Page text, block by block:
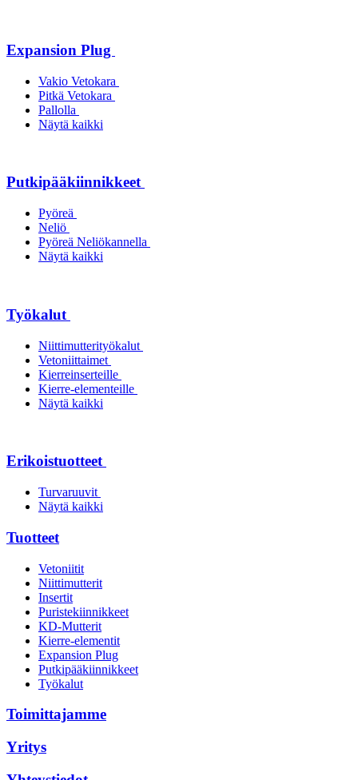
Expansion Plug
Vakio Vetokara
Pitkä Vetokara
Pallolla
Näytä kaikki
Putkipääkiinnikkeet
Pyöreä
Neliö
Pyöreä Neliökannella
Näytä kaikki
Työkalut
Niittimutterityökalut
Vetoniittaimet
Kierreinserteille
Kierre-elementeille
Näytä kaikki
Erikoistuotteet
Turvaruuvit
Näytä kaikki
Tuotteet
Vetoniitit
Niittimutterit
Insertit
Puristekiinnikkeet
KD-Mutterit
Kierre-elementit
Expansion Plug
Putkipääkiinnikkeet
Työkalut
Toimittajamme
Yritys